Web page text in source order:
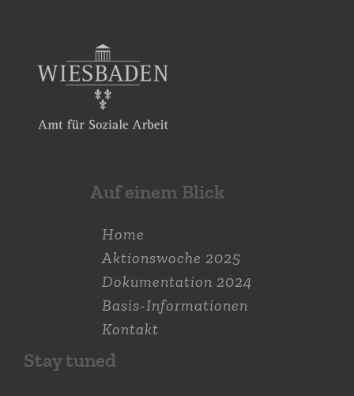
Auf einem Blick
Home
Aktions­woche 2025
Dokumen­tation 2024
Basis-Informationen
Kontakt
Stay tuned